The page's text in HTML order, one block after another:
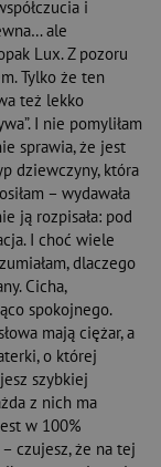
i
ale
Lux. Z pozoru
Tylko że ten
też lekko
I nie pomyliłam
sprawia, że jest
dziewczyny, która
– wydawała
ją rozpisała: pod
I choć wiele
dlaczego
Cicha,
spokojnego.
mają ciężar, a
o której
szybkiej
z nich ma
w 100%
czujesz, że na tej